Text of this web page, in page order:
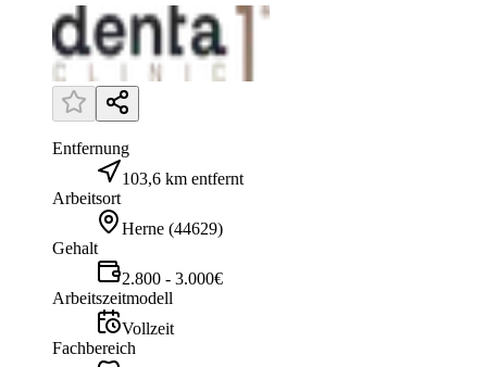
Entfernung
103,6 km entfernt
Arbeitsort
Herne (44629)
Gehalt
2.800 - 3.000€
Arbeitszeitmodell
Vollzeit
Fachbereich